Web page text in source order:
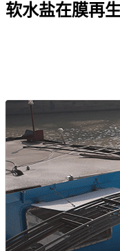
软水盐在膜再